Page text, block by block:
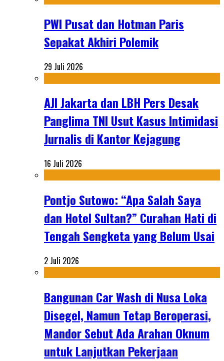
PWI Pusat dan Hotman Paris
Sepakat Akhiri Polemik
29 Juli 2026
AJI Jakarta dan LBH Pers Desak
Panglima TNI Usut Kasus Intimidasi
Jurnalis di Kantor Kejagung
16 Juli 2026
Pontjo Sutowo: “Apa Salah Saya
dan Hotel Sultan?” Curahan Hati di
Tengah Sengketa yang Belum Usai
2 Juli 2026
Bangunan Car Wash di Nusa Loka
Disegel, Namun Tetap Beroperasi,
Mandor Sebut Ada Arahan Oknum
untuk Lanjutkan Pekerjaan